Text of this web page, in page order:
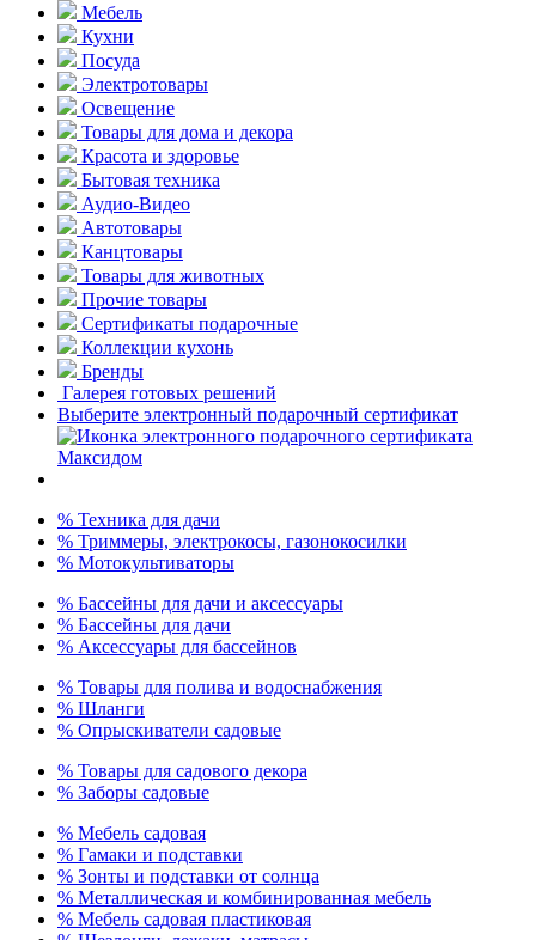
Мебель
Кухни
Посуда
Электротовары
Освещение
Товары для дома и декора
Красота и здоровье
Бытовая техника
Аудио-Видео
Автотовары
Канцтовары
Товары для животных
Прочие товары
Сертификаты подарочные
Коллекции кухонь
Бренды
Галерея готовых решений
Выберите электронный подарочный сертификат
% Техника для дачи
% Триммеры, электрокосы, газонокосилки
% Мотокультиваторы
% Бассейны для дачи и аксессуары
% Бассейны для дачи
% Аксессуары для бассейнов
% Товары для полива и водоснабжения
% Шланги
% Опрыскиватели садовые
% Товары для садового декора
% Заборы садовые
% Мебель садовая
% Гамаки и подставки
% Зонты и подставки от солнца
% Металлическая и комбинированная мебель
% Мебель садовая пластиковая